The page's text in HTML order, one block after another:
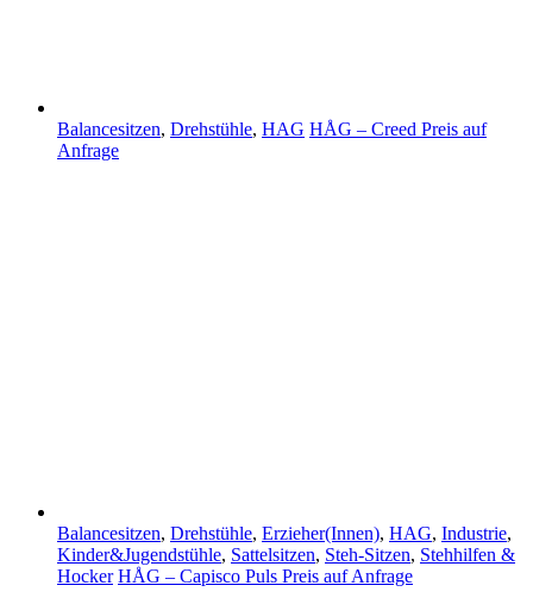
Balancesitzen, Drehstühle, HAG HÅG – Creed Preis auf
Anfrage
Balancesitzen, Drehstühle, Erzieher(Innen), HAG, Industrie,
Kinder&Jugendstühle, Sattelsitzen, Steh-Sitzen, Stehhilfen &
Hocker HÅG – Capisco Puls Preis auf Anfrage